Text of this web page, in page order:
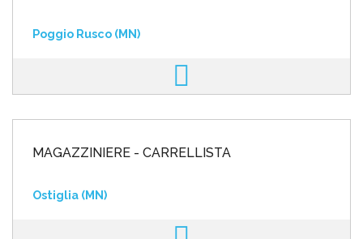
Poggio Rusco (MN)
MAGAZZINIERE - CARRELLISTA
Ostiglia (MN)